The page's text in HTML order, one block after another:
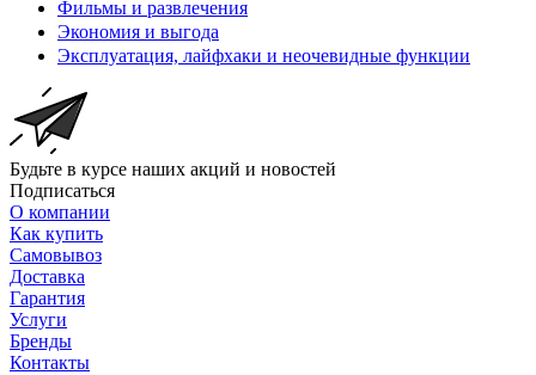
Фильмы и развлечения
Экономия и выгода
Эксплуатация, лайфхаки и неочевидные функции
Будьте в курсе наших акций и новостей
Подписаться
О компании
Как купить
Самовывоз
Доставка
Гарантия
Услуги
Бренды
Контакты